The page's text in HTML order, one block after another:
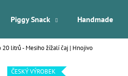
Piggy Snack Handmade
litrů - Mesiho žížalí čaj | Hnojivo
ČESKÝ VÝROBEK
Co potřebujete najít?